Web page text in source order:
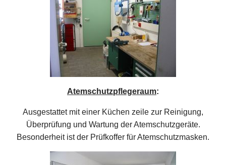
Atemschutzpflegeraum:
Ausgestattet mit einer Küchen zeile zur Reinigung,
Überprüfung und Wartung der Atemschutzgeräte.
Besonderheit ist der Prüfkoffer für Atemschutzmasken.